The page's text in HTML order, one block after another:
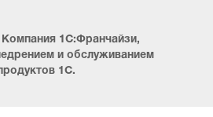
1С:Франчайзи,
и обслуживанием
1С.